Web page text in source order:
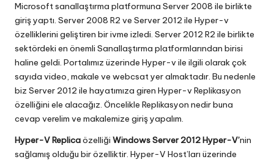
Microsoft sanallaştırma platformuna Server 2008 ile birlikte
giriş yaptı. Server 2008 R2 ve Server 2012 ile Hyper-v
özelliklerini geliştiren bir ivme izledi. Server 2012 R2 ile birlikte
sektördeki en önemli Sanallaştırma platformlarından birisi
haline geldi. Portalımız üzerinde Hyper-v ile ilgili olarak çok
sayıda video, makale ve webcsat yer almaktadır. Bu nedenle
biz Server 2012 ile hayatımıza giren Hyper-v Replikasyon
özelliğini ele alacağız. Öncelikle Replikasyon nedir buna
cevap verelim ve makalemize giriş yapalım.
Hyper-V Replicaözelliği Windows Server 2012 Hyper-V’nin
sağlamış olduğu bir özelliktir. Hyper-V Host’ları üzerinde